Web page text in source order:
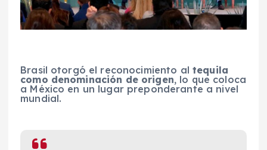
Brasil otorgó el reconocimiento altequila
como denominación de origen, lo que coloca
a México en un lugar preponderante a nivel
mundial.